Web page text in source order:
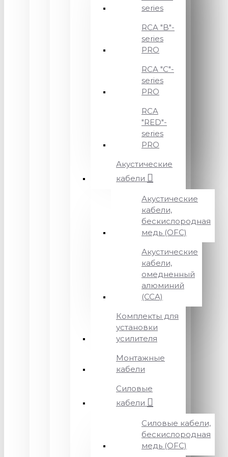
series
RCA "B"-
series
PRO
RCA "C"-
series
PRO
RCA
"RED"-
series
PRO
Акустические
кабели
Акустические
кабели,
бескислородная
медь (OFC)
Акустические
кабели,
омедненный
алюминий
(CCA)
Комплекты для
установки
усилителя
Монтажные
кабели
Силовые
кабели
Силовые кабели,
бескислородная
медь (OFC)